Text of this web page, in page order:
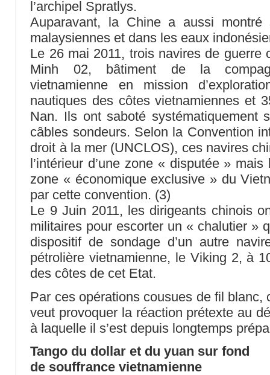
l’archipel Spratlys.
Auparavant, la Chine a aussi
malaysiennes et dans les eaux
Le 26 mai 2011, trois navires de guerre
Minh 02, bâtiment de la
vietnamienne en mission
nautiques des côtes vietnamiennes et
Nan. Ils ont saboté systématiquement
câbles sondeurs. Selon la Convention
droit à la mer (UNCLOS), ces navires
l’intérieur d’une zone « disputée »
zone « économique exclusive » du
par cette convention. (3)
Le 9 Juin 2011, les dirigeants chinois
militaires pour escorter un « chalutier »
dispositif de sondage d’un autre
pétrolière vietnamienne, le Viking 2, à
des côtes de cet Etat.
Par ces opérations cousues de fil blanc,
veut provoquer la réaction prétexte au
à laquelle il s’est depuis longtemps
Tango du dollar et du yuan sur fond
de souffrance vietnamienne